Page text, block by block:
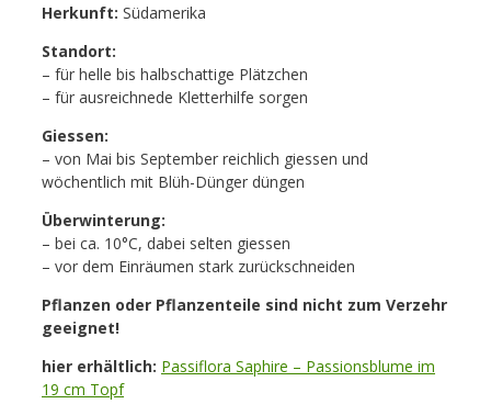
Herkunft: Südamerika
Standort:
– für helle bis halbschattige Plätzchen
– für ausreichnede Kletterhilfe sorgen
Giessen:
– von Mai bis September reichlich giessen und
wöchentlich mit Blüh-Dünger düngen
Überwinterung:
– bei ca. 10°C, dabei selten giessen
– vor dem Einräumen stark zurückschneiden
Pflanzen oder Pflanzenteile sind nicht zum Verzehr
geeignet!
hier erhältlich: Passiflora Saphire – Passionsblume im
19 cm Topf